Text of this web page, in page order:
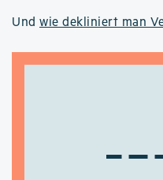
Und wie dekliniert man